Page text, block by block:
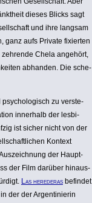
dieses Blicks sagt
und ihre langsam
ganz aufs Private fixierten
Chela angehört,
abhanden. Die sche­
psycho­lo­gisch zu verste­
innerhalb der lesbi­
ist sicher nicht von der
Kontext
der Haupt­
der Film darüber hinaus­
Las herederas befindet
der der Argen­ti­nierin